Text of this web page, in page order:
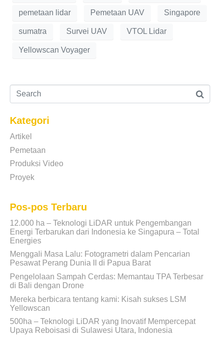
pemetaan lidar Pemetaan UAV Singapore
sumatra Survei UAV VTOL Lidar
Yellowscan Voyager
Kategori
Artikel
Pemetaan
Produksi Video
Proyek
Pos-pos Terbaru
12.000 ha – Teknologi LiDAR untuk Pengembangan
Energi Terbarukan dari Indonesia ke Singapura – Total
Energies
Menggali Masa Lalu: Fotogrametri dalam Pencarian
Pesawat Perang Dunia II di Papua Barat
Pengelolaan Sampah Cerdas: Memantau TPA Terbesar
di Bali dengan Drone
Mereka berbicara tentang kami: Kisah sukses LSM
Yellowscan
500ha – Teknologi LiDAR yang Inovatif Mempercepat
Upaya Reboisasi di Sulawesi Utara, Indonesia